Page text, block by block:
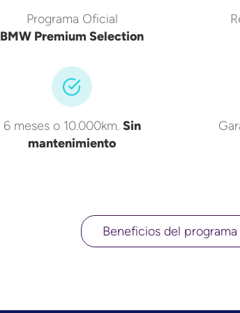
Programa Oficial
BMW Premium Selection
6 meses o 10.000km. Sin
mantenimiento
Beneficios del